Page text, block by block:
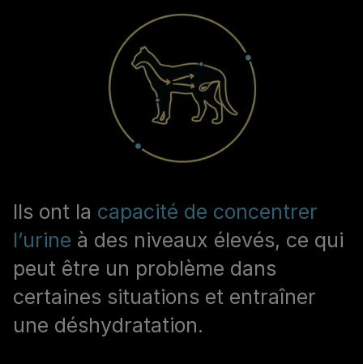
Ils ont la capacité de concentrer
l’urine à des niveaux élevés, ce qui
peut être un problème dans
certaines situations et entraîner
une déshydratation.